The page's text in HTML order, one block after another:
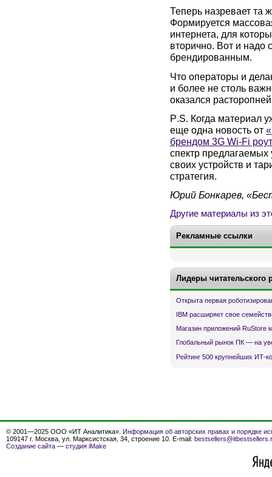
Теперь назревает та
Формируется
интернета, для
вторично. Вот и надо
брендированным.
Что операторы и
и более не столь
оказался
P.S. Когда материал
еще одна новость от
брендом 3G Wi-Fi
спектр предлагаемых
своих устройств и
стратегия.
Юрий Бонкарев,
Другие материалы из
Рекламные ссылки
Лидеры читательского
Открыта первая
IBM расширяет свое
Магазин приложений RuStore
Глобальный рынок ПК — на
Рейтинг 500 крупнейших ИТ-
© 2001—2025 ООО «ИТ Аналитика». Информация об авторских правах и порядке
109147 г. Москва, ул. Марксистская, 34, строение 10. E-mail:
Создание сайта — студия iMake